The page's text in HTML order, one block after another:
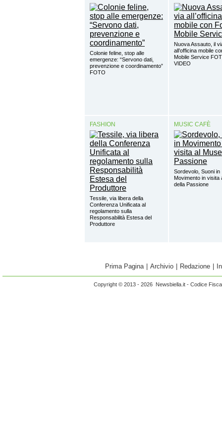
Colonie feline, stop alle
emergenze: “Servono dati,
prevenzione e coordinamento”
FOTO
Nuova Assauto, il
all’officina mobile
Mobile Service
VIDEO
FASHION
Tessile, via libera della
Conferenza Unificata al
regolamento sulla
Responsabilità Estesa del
Produttore
MUSIC CAFÈ
Sordevolo, Suoni in
Movimento in visita
della Passione
Prima Pagina | Archivio | Redazione |
Copyright © 2013 - 2026 Newsbiella.it - Codice